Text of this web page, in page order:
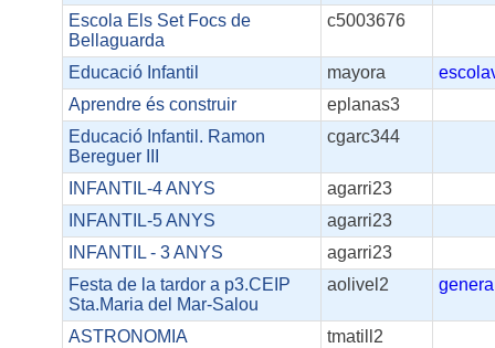
Escola Els Set Focs de
Bellaguarda
c5003676
Educació Infantil mayora
Aprendre és construir
eplanas3
Educació Infantil. Ramon
Bereguer III
cgarc344
INFANTIL-4 ANYS
agarri23
INFANTIL-5 ANYS
agarri23
INFANTIL - 3 ANYS
agarri23
Festa de la tardor a p3.CEIP
Sta.Maria del Mar-Salou
aolivel2
ASTRONOMIA
tmatill2